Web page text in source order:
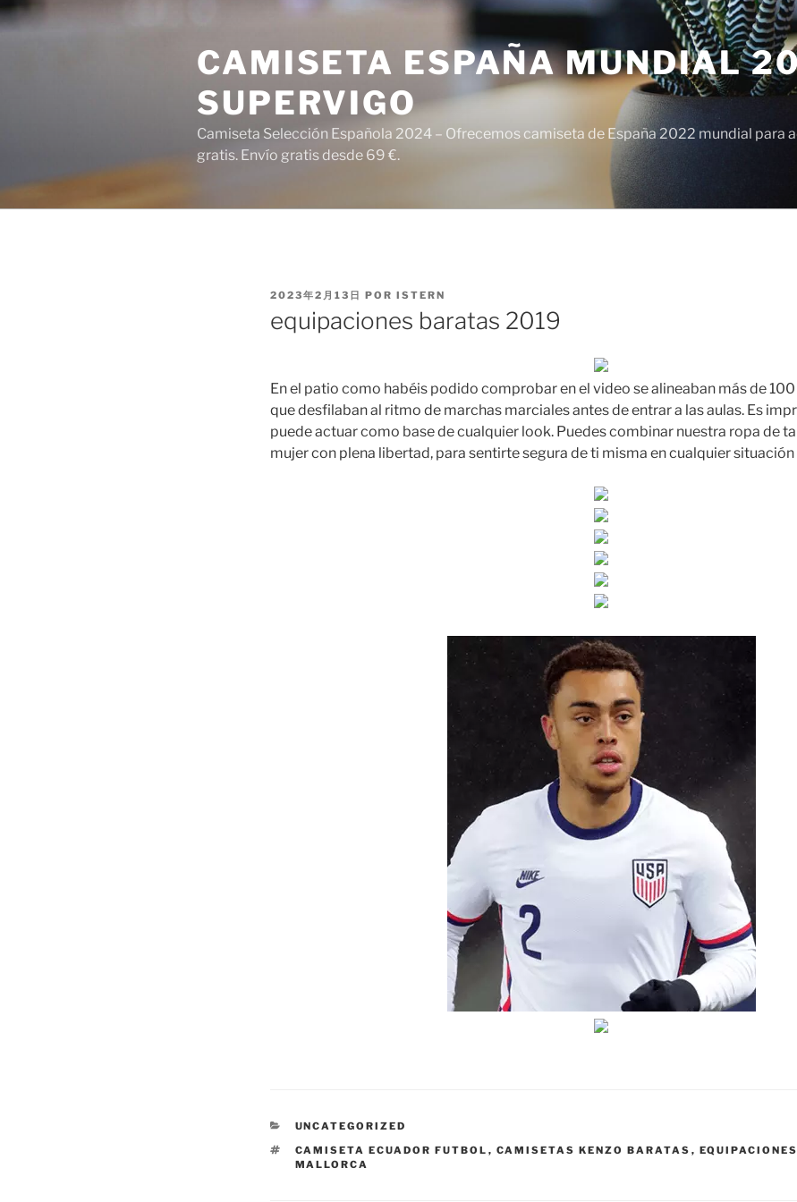
Saltar
al
CAMISETA ESPAÑA MUNDIAL
SUPERVIGO
Camiseta Selección Española 2024 – Ofrecemos camiseta de España 2022 mundial para
gratis. Envío gratis desde 69 €.
PUBLICADO
2023年2月13日 POR ISTERN
equipaciones baratas 2019
En el patio como habéis podido comprobar en el video se alineaban más de
que desfilaban al ritmo de marchas marciales antes de entrar a las aulas. Es
puede actuar como base de cualquier look. Puedes combinar nuestra ropa de
mujer con plena libertad, para sentirte segura de ti misma en cualquier situación
CATEGORÍAS
UNCATEGORIZED
ETIQUETAS
CAMISETA ECUADOR FUTBOL , CAMISETAS KENZO BARATAS ,
MALLORCA